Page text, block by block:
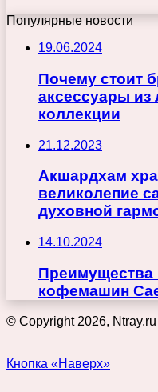
Популярные новости
19.06.2024
Почему стоит
аксессуары из
коллекции
21.12.2023
Акшардхам
великолепие
духовной
14.10.2024
Преимущества
кофемашин
© Copyright 2026, Ntray.ru
Кнопка «Наверх»